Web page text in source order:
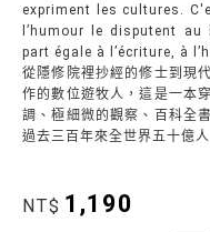
expriment les cultures.
l’humour le disputent
part égale à l’écriture, à
從隱修院裡抄經的修士到現
作的數位遊牧人，這是一本
調、極細微的觀察、百科全
過去三百年來全世界五十億
NT$ 1,190